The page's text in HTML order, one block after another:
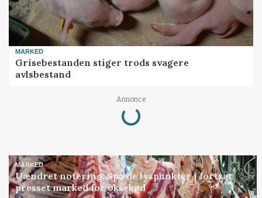
MARKED
Grisebestanden stiger trods svagere
avlsbestand
Annonce
Loading...
MARKED
Uændret notering: Spæde lyspunkter i fortsat
presset marked for oksekød